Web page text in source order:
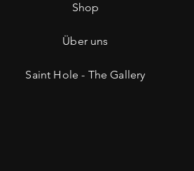
Shop
Über uns
Saint Hole - The Gallery